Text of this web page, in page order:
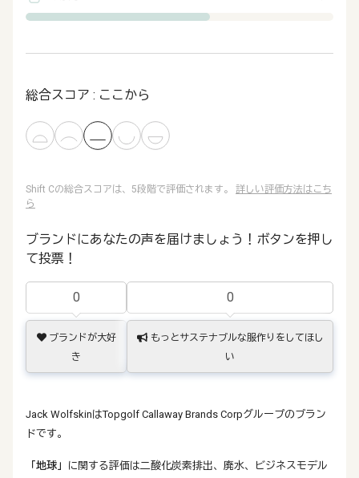
総合スコア : ここから
Shift Cの総合スコアは、5段階で評価されます。 詳しい評価方法はこち
ら
ブランドにあなたの声を届けましょう！ボタンを押し
て投票！
0
ブランドが大好
き
0
もっとサステナブルな服作りをしてほし
い
Jack WolfskinはTopgolf Callaway Brands Corpグループのブラン
ドです。
「地球」
に関する評価は二酸化炭素排出、廃水、ビジネスモデル